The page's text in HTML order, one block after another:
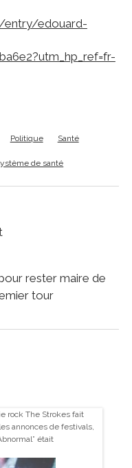
entry/edouard-
Politique Santé
de santé
rester maire de
tour
rock The Strokes fait
annonces de festivals,
était